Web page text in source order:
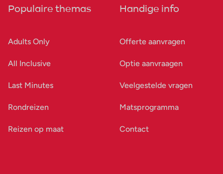
Populaire themas
Adults Only
All Inclusive
Last Minutes
Rondreizen
Reizen op maat
Handige info
Offerte aanvragen
Optie aanvraagen
Veelgestelde vragen
Matsprogramma
Contact